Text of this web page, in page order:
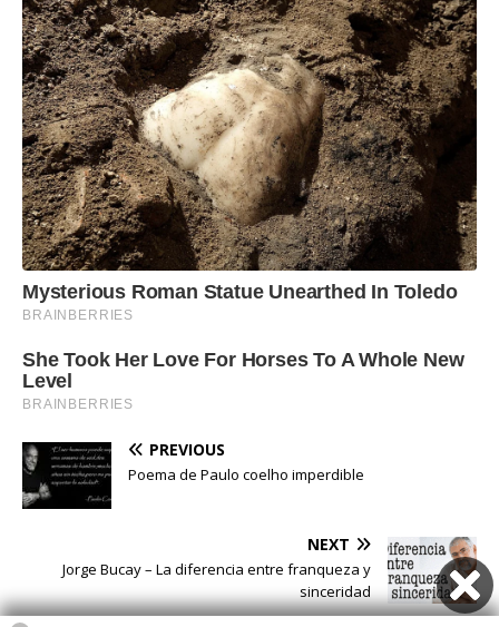
PREVIOUS
Poema de Paulo coelho imperdible
NEXT
Jorge Bucay – La diferencia entre franqueza y
sinceridad